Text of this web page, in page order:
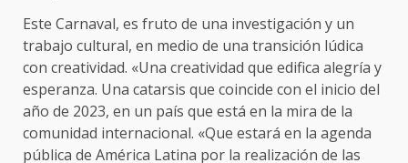
Este Carnaval, es fruto de una investigación y un
trabajo cultural, en medio de una transición lúdica
con creatividad. «Una creatividad que edifica alegría y
esperanza. Una catarsis que coincide con el inicio del
año de 2023, en un país que está en la mira de la
comunidad internacional. «Que estará en la agenda
pública de América Latina por la realización de las